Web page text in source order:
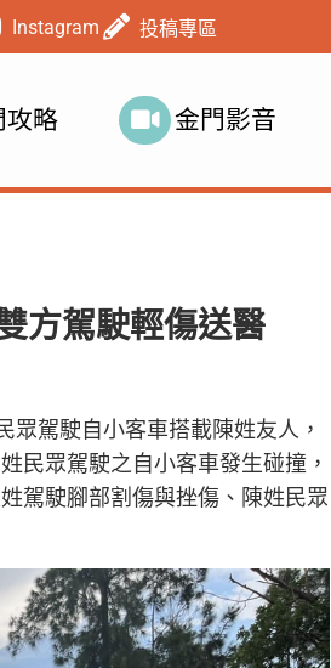
Instagram 投稿專區
攻略 金門影音
方駕駛輕傷送醫
駕駛自小客車搭載陳姓友人，
民眾駕駛之自小客車發生碰撞，
駕駛腳部割傷與挫傷、陳姓民眾